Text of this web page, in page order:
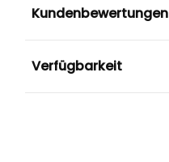
Kundenbewertungen
Verfügbarkeit